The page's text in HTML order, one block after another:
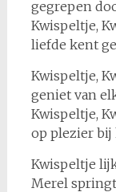
gegrepen
Kwispeltje,
liefde kent
Kwispeltje,
geniet van
Kwispeltje,
op plezier bij
Kwispeltje
Merel